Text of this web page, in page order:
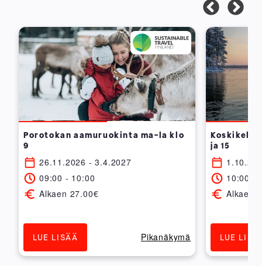
Porotokan aamuruokinta ma-la klo
9
26.11.2026 - 3.4.2027
09:00 - 10:00
Alkaen 27.00€
LUE LISÄÄ Pikanäkymä
ja 15
10:00 -
Alkaen
LUE